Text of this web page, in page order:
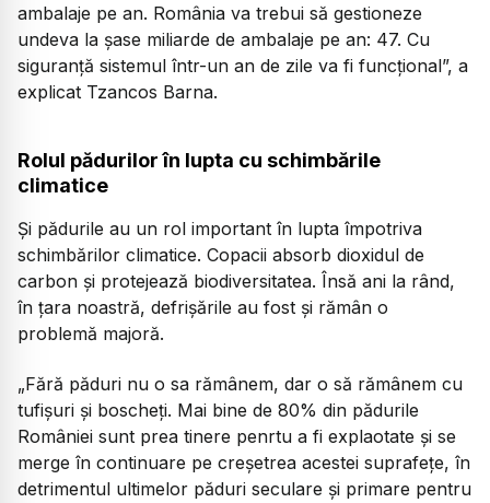
ambalaje pe an. România va trebui să gestioneze
undeva la șase miliarde de ambalaje pe an: 47. Cu
siguranță sistemul într-un an de zile va fi funcțional”, a
explicat Tzancos Barna.
Rolul pădurilor în lupta cu schimbările
climatice
Și pădurile au un rol important în lupta împotriva
schimbărilor climatice. Copacii absorb dioxidul de
carbon și protejează biodiversitatea. Însă ani la rând,
în țara noastră, defrișările au fost și rămân o
problemă majoră.
„Fără păduri nu o sa rămânem, dar o să rămânem cu
tufișuri și boscheți. Mai bine de 80% din pădurile
României sunt prea tinere penrtu a fi explaotate și se
merge în continuare pe creșetrea acestei suprafețe, în
detrimentul ultimelor păduri seculare și primare pentru